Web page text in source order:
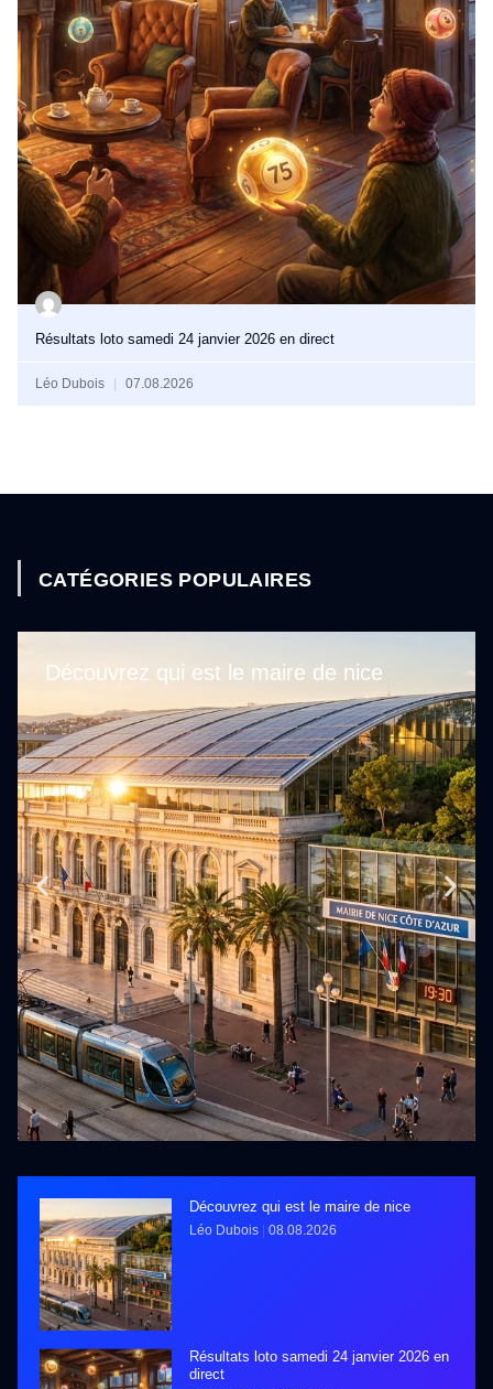
Résultats loto samedi 24 janvier 2026 en direct
Léo Dubois 07.08.2026
CATÉGORIES POPULAIRES
Découvrez qui est le maire de nice
Découvrez qui est le maire de nice
Léo Dubois 08.08.2026
Résultats loto samedi 24 janvier 2026 en
direct